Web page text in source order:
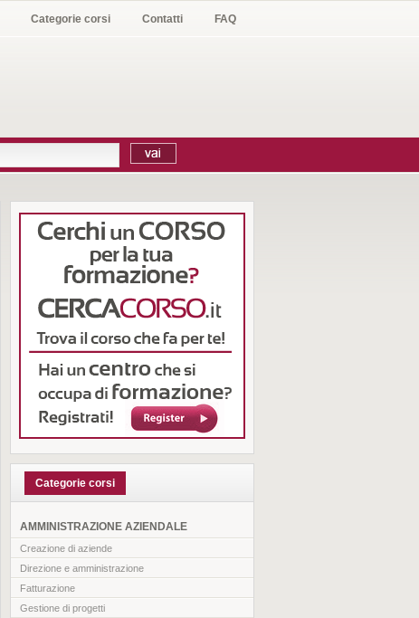
Categorie corsi Contatti FAQ
Categorie corsi
AMMINISTRAZIONE AZIENDALE
Creazione di aziende
Direzione e amministrazione
Fatturazione
Gestione di progetti